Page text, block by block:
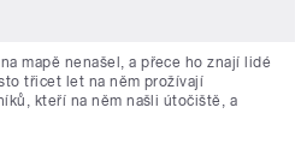
mapě nenašel, a přece ho znají lidé
třicet let na něm prožívají
kteří na něm našli útočiště, a